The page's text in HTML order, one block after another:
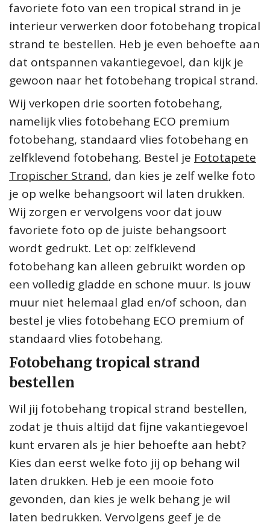
favoriete foto van een tropical strand in je
interieur verwerken door fotobehang tropical
strand te bestellen. Heb je even behoefte aan
dat ontspannen vakantiegevoel, dan kijk je
gewoon naar het fotobehang tropical strand.
Wij verkopen drie soorten fotobehang,
namelijk vlies fotobehang ECO premium
fotobehang, standaard vlies fotobehang en
zelfklevend fotobehang. Bestel je Fototapete
Tropischer Strand, dan kies je zelf welke foto
je op welke behangsoort wil laten drukken.
Wij zorgen er vervolgens voor dat jouw
favoriete foto op de juiste behangsoort
wordt gedrukt. Let op: zelfklevend
fotobehang kan alleen gebruikt worden op
een volledig gladde en schone muur. Is jouw
muur niet helemaal glad en/of schoon, dan
bestel je vlies fotobehang ECO premium of
standaard vlies fotobehang.
Fotobehang tropical strand
bestellen
Wil jij fotobehang tropical strand bestellen,
zodat je thuis altijd dat fijne vakantiegevoel
kunt ervaren als je hier behoefte aan hebt?
Kies dan eerst welke foto jij op behang wil
laten drukken. Heb je een mooie foto
gevonden, dan kies je welk behang je wil
laten bedrukken. Vervolgens geef je de